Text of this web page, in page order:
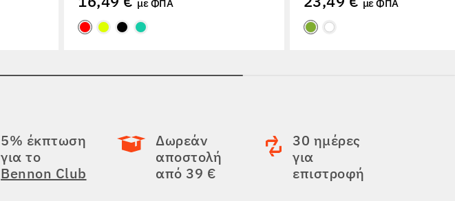
5% έκπτωση
για το
Bennon Club
Δωρεάν
αποστολή
από 39 €
30 ημέρες
για
επιστροφή